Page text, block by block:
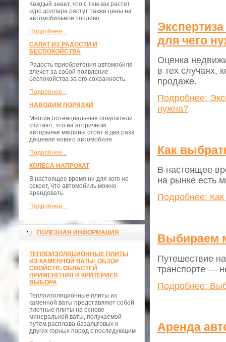
Каждый знает, что с тем как растет
курс доллара растут также цены на
автомобильное топливо.
Подробнее...
САЛАТ ИЗ РАДОСТИ И
БЕСПОКОЙСТВА
Радость приобретения автомобиля
влечет за собой появление
беспокойства за его сохранность.
Подробнее...
НАВОДИМ ПОРЯДКИ
Многие потенциальные покупатели
считают, что на вторичном
авторынке машины стоят в два раза
дешевле нового автомобиля.
Подробнее...
КОЛЕСА НАПРОКАТ
В настоящее время ни для кого не
секрет, что автомобиль можно
арендовать.
Подробнее...
ПОЛЕЗНАЯ ИНФОРМАЦИЯ
ТЕПЛОИЗОЛЯЦИОННЫЕ ПЛИТЫ
ИЗ КАМЕННОЙ ВАТЫ: ОБЗОР
СВОЙСТВ, ОБЛАСТЕЙ
ПРИМЕНЕНИЯ И КРИТЕРИЕВ
ВЫБОРА
Теплоизоляционные плиты из
каменной ваты представляют собой
плотные плиты на основе
минеральной ваты, получаемой
путем расплава базальтовых и
других горных пород с последующим
для чего
Оценка
в тех случаях,
продаже.
Подробнее:
нужна?
Как
В настоящее
на рынке есть
Подробнее:
Выбираем
Путешествие
транспорте —
Подробнее:
Аренда